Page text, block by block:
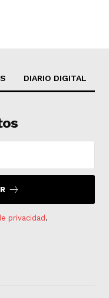
DIARIO DIGITAL
privacidad .